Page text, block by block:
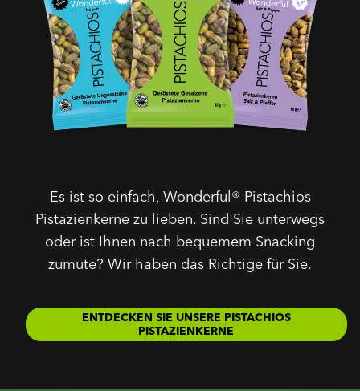
Es ist so einfach, Wonderful® Pistachios
Pistazienkerne zu lieben. Sind Sie unterwegs
oder ist Ihnen nach bequemem Snacking
zumute? Wir haben das Richtige für Sie.
ENTDECKEN SIE UNSERE PISTACHIOS
PISTAZIENKERNE